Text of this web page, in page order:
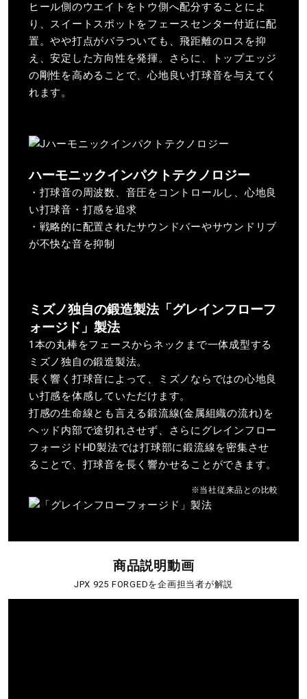
ヒール側のウエイトをトウ側へ配分することによ
り、スイートスポットをフェースセンター付近に配
置。やや打点がバラついても、飛距離のロスを抑
え、安定した方向性を発揮。さらに、トップエッジ
の剛性を高めることで、心地良い打球音を与えてく
れます。
ハーモニックインパクトテクノロジー
・打球音の周波数、音圧をコントロールし、心地良
い打球音・打感を追求
・戦略的に配置されたサウンドバーやサウンドリブ
が不快な音を抑制
ミズノ独自の鍛造製法「グレインフローフ
ォージド」製法
1本の丸棒をフェースからネックまで一体成型する
ミズノ独自の鍛造製法。
長く響く打球音によって、ミズノならではの心地良
い打感を体感していただけます。
打感の生命線とも言える鍛流線(金属組織の流れ)を
ヘッド内部で途切れさせず、さらにグレインフロー
フォージドHD製法では打球部に鍛流線を密集させ
ることで、打球音を長く響かせることができます。
※当社従来品との比較
商品説明動画
JPX 925 FORGEDを企画担当者が解説